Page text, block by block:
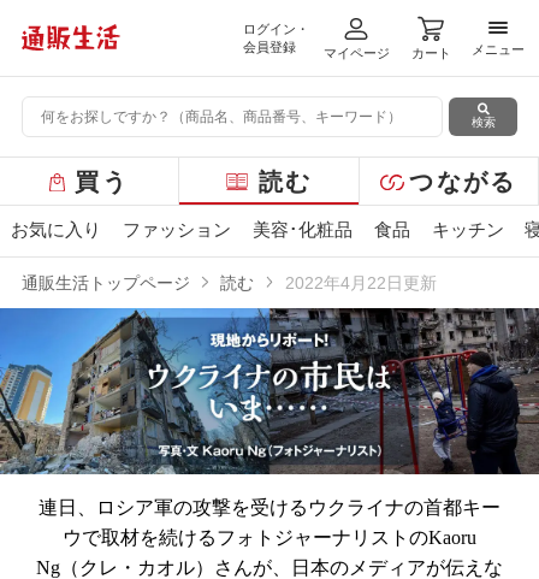
ログイン・
会員登録
マイページ カート
メニ
メニュー
検索
ー
バ
ー
買う 読む つながる
お気に入り ファッション 美容･化粧品 食品 キッチン
通販生活トップページ 読む 2022年4月22日更新
連日、ロシア軍の攻撃を受けるウクライナの首都キー
ウで取材を続けるフォトジャーナリストのKaoru
Ng（クレ・カオル）さんが、日本のメディアが伝えな